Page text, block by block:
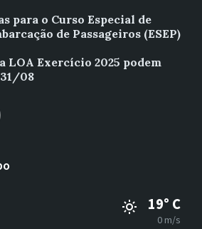
para o Curso Especial de
de Passageiros (ESEP)
LOA Exercício 2025 podem
08
19° C
0 m/s